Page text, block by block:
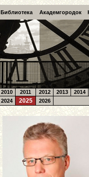
Библиотека Академгородок
2010 2011 2012 2013
2014
2024
2025 2026